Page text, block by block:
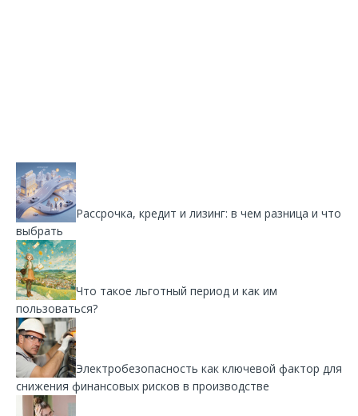
Рассрочка, кредит и лизинг: в чем разница и что
выбрать
Что такое льготный период и как им
пользоваться?
Электробезопасность как ключевой фактор для
снижения финансовых рисков в производстве